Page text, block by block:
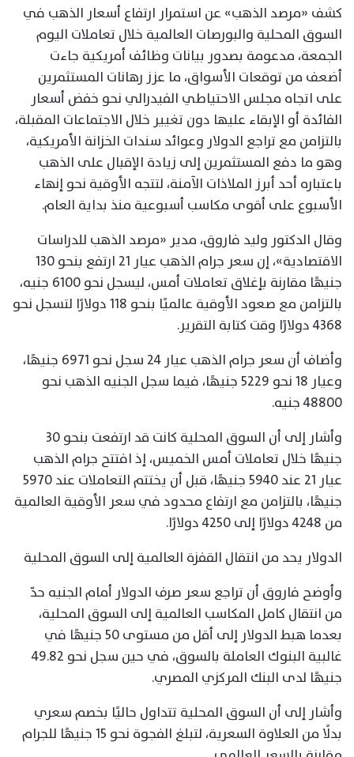
كشف «مرصد الذهب» عن استمرار ارتفاع أسعار الذهب في
السوق المحلية والبورصات العالمية خلال تعاملات اليوم
الجمعة، مدعومة بصدور بيانات وظائف أمريكية جاءت
أضعف من توقعات الأسواق، ما عزز رهانات المستثمرين
على اتجاه مجلس الاحتياطي الفيدرالي نحو خفض أسعار
الفائدة أو الإبقاء عليها دون تغيير خلال الاجتماعات المقبلة،
بالتزامن مع تراجع الدولار وعوائد سندات الخزانة الأمريكية،
وهو ما دفع المستثمرين إلى زيادة الإقبال على الذهب
باعتباره أحد أبرز الملاذات الآمنة، لتتجه الأوقية نحو إنهاء
الأسبوع على أقوى مكاسب أسبوعية منذ بداية العام.
وقال الدكتور وليد فاروق، مدير «مرصد الذهب للدراسات
الاقتصادية»، إن سعر جرام الذهب عيار 21 ارتفع بنحو 130
جنيهًا مقارنة بإغلاق تعاملات أمس، ليسجل نحو 6100 جنيه،
بالتزامن مع صعود الأوقية عالميًا بنحو 118 دولارًا لتسجل نحو
4368 دولارًا وقت كتابة التقرير.
وأضاف أن سعر جرام الذهب عيار 24 سجل نحو 6971 جنيهًا،
وعيار 18 نحو 5229 جنيهًا، فيما سجل الجنيه الذهب نحو
48800 جنيه.
وأشار إلى أن السوق المحلية كانت قد ارتفعت بنحو 30
جنيهًا خلال تعاملات أمس الخميس، إذ افتتح جرام الذهب
عيار 21 عند 5940 جنيهًا، قبل أن يختتم التعاملات عند 5970
جنيهًا، بالتزامن مع ارتفاع محدود في سعر الأوقية العالمية
من 4248 دولارًا إلى 4250 دولارًا.
الدولار يحد من انتقال القفزة العالمية إلى السوق المحلية
وأوضح فاروق أن تراجع سعر صرف الدولار أمام الجنيه حدّ
من انتقال كامل المكاسب العالمية إلى السوق المحلية،
بعدما هبط الدولار إلى أقل من مستوى 50 جنيهًا في
غالبية البنوك العاملة بالسوق، في حين سجل نحو 49.82
جنيهًا لدى البنك المركزي المصري.
وأشار إلى أن السوق المحلية تتداول حاليًا بخصم سعري
بدلًا من العلاوة السعرية، لتبلغ الفجوة نحو 15 جنيهًا للجرام